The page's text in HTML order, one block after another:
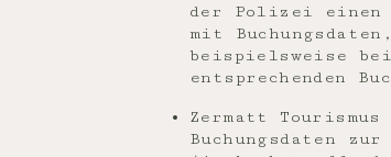
der Polizei einen
mit
beispielsweise
entsprechenden
Zermatt
Buchungsdaten